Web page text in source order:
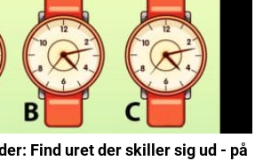
Find uret der skiller sig ud - på